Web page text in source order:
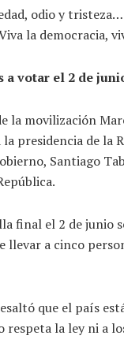
odio y
la democracia,
a votar el 2 de
la movilización
presidencia de
Santiago
final el 2 de junio
a cinco
que el país
la ley ni a